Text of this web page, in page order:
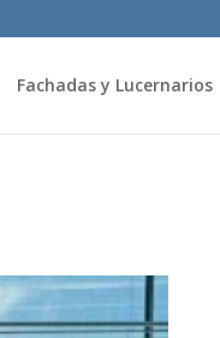
Fachadas y Lucernarios